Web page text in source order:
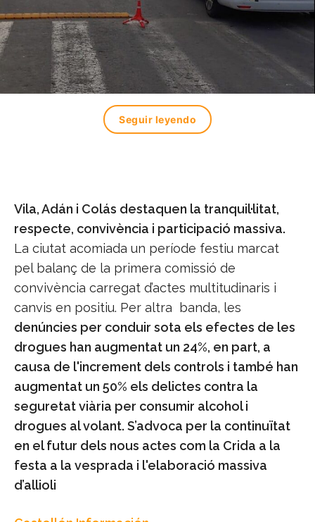
Seguir leyendo
Vila, Adán i Colás destaquen la tranquil·litat,
respecte, convivència i participació massiva.
La ciutat acomiada un període festiu marcat
pel balanç de la primera comissió de
convivència carregat d’actes multitudinaris i
canvis en positiu. Per altra
banda, les
denúncies per conduir sota els efectes de les
drogues han augmentat un 24%, en part, a
causa de l'increment dels controls i també han
augmentat un 50% els delictes contra la
seguretat viària per consumir alcohol i
drogues al volant. S’advoca per la continuïtat
en el futur dels nous actes com la Crida a la
festa a la vesprada i l'elaboració massiva
d’allioli